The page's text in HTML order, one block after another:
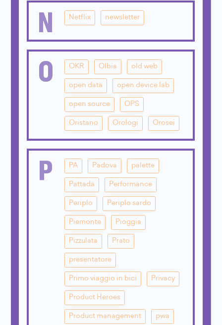
N Netflix newsletter
O OKR Olbia old web
open data open device lab
open source OPS
Oristano Orologi Orosei
P PA Padova palette
Pattada Performance
Periplo Periplo sardo
Piemonte Pioggia
Pizzulata Prato
presentatore
Primo viaggio in bici Privacy
Product Heroes
Product management pwa